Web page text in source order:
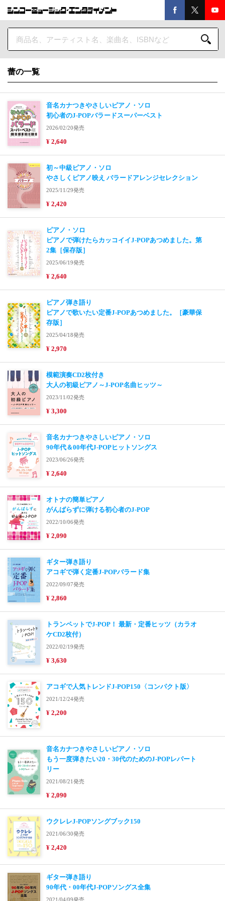
蕾の一覧
音名カナつきやさしいピアノ・ソロ
初心者のJ-POPバラードスーパーベスト
2026/02/20発売
¥ 2,640
初～中級ピアノ・ソロ
やさしくピアノ映え バラードアレンジセレクション
2025/11/29発売
¥ 2,420
ピアノ・ソロ
ピアノで弾けたらカッコイイJ-POPあつめました。第
2集［保存版］
2025/06/19発売
¥ 2,640
ピアノ弾き語り
ピアノで歌いたい定番J-POPあつめました。［豪華保
存版］
2025/04/18発売
¥ 2,970
模範演奏CD2枚付き
大人の初級ピアノ～J-POP名曲ヒッツ～
2023/11/02発売
¥ 3,300
音名カナつきやさしいピアノ・ソロ
90年代＆00年代J-POPヒットソングス
2023/06/26発売
¥ 2,640
オトナの簡単ピアノ
がんばらずに弾ける初心者のJ-POP
2022/10/06発売
¥ 2,090
ギター弾き語り
アコギで弾く定番J-POPバラード集
2022/09/07発売
¥ 2,860
トランペットでJ-POP！ 最新・定番ヒッツ（カラオ
ケCD2枚付）
2022/02/19発売
¥ 3,630
アコギで人気トレンドJ-POP150〈コンパクト版〉
2021/12/24発売
¥ 2,200
音名カナつきやさしいピアノ・ソロ
もう一度弾きたい20・30代のためのJ-POPレパート
リー
2021/08/21発売
¥ 2,090
ウクレレJ-POPソングブック150
2021/06/30発売
¥ 2,420
ギター弾き語り
90年代・00年代J-POPソングス全集
2021/04/09発売